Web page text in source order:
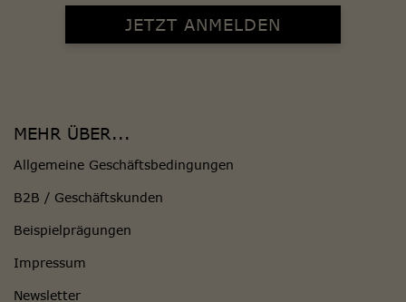
MEHR ÜBER...
Allgemeine Geschäftsbedingungen
B2B / Geschäftskunden
Beispielprägungen
Impressum
Newsletter